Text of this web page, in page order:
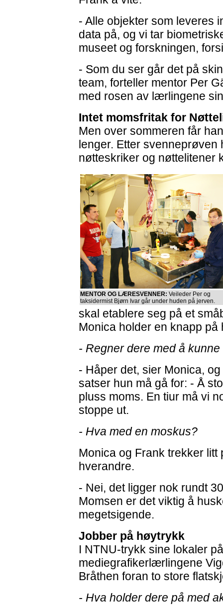
- Alle objekter som leveres
data på, og vi tar
museet og forskningen,
- Som du ser går det på
team, forteller mentor Per
med rosen av lærlingene
Intet momsfritak for
Men over sommeren får
lenger. Etter svenneprøven
nøtteskriker og nøttelitener
MENTOR OG LÆRESVENNER: Veileder Per og
taksidermist Bjørn Ivar går under huden på jerven.
skal etablere seg på et
Monica holder en knapp på
- Regner dere med å
- Håper det, sier Monica,
satser hun må gå for: - Å
pluss moms. En tiur må vi
stoppe ut.
- Hva med en moskus?
Monica og Frank trekker litt
hverandre.
- Nei, det ligger nok rundt
Momsen er det viktig å
megetsigende.
Jobber på høytrykk
I NTNU-trykk sine lokaler
mediegrafikerlærlingene
Bråthen foran to store
- Hva holder dere på med